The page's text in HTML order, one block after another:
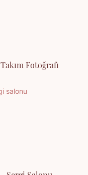
Takım Fotoğrafı